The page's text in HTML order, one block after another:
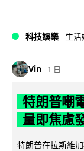
科技娛樂 生活
Vin 1 日
特朗普嘲
量即焦慮
特朗普在拉斯維